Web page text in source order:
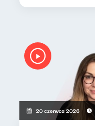
20 czerwca 2026